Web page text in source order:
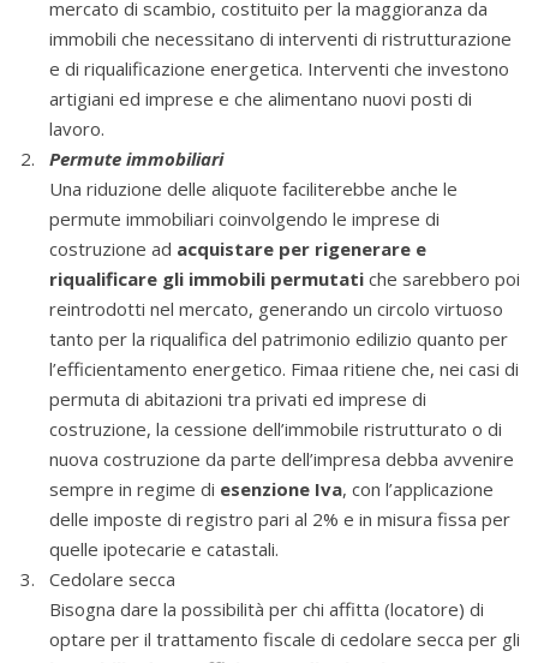
mercato di scambio, costituito per la maggioranza da
immobili che necessitano di interventi di ristrutturazione
e di riqualificazione energetica. Interventi che investono
artigiani ed imprese e che alimentano nuovi posti di
lavoro.
Permute immobiliari
Una riduzione delle aliquote faciliterebbe anche le
permute immobiliari coinvolgendo le imprese di
costruzione ad acquistare per rigenerare e
riqualificare gli immobili permutati che sarebbero poi
reintrodotti nel mercato, generando un circolo virtuoso
tanto per la riqualifica del patrimonio edilizio quanto per
l’efficientamento energetico. Fimaa ritiene che, nei casi di
permuta di abitazioni tra privati ed imprese di
costruzione, la cessione dell’immobile ristrutturato o di
nuova costruzione da parte dell’impresa debba avvenire
sempre in regime di esenzione Iva, con l’applicazione
delle imposte di registro pari al 2% e in misura fissa per
quelle ipotecarie e catastali.
Cedolare secca
Bisogna dare la possibilità per chi affitta (locatore) di
optare per il trattamento fiscale di cedolare secca per gli